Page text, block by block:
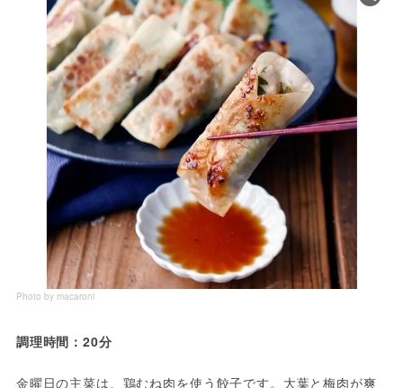
Photo by macaroni
調理時間：20分
金曜日の主菜は、鶏むね肉を使う餃子です。大葉と梅肉が爽